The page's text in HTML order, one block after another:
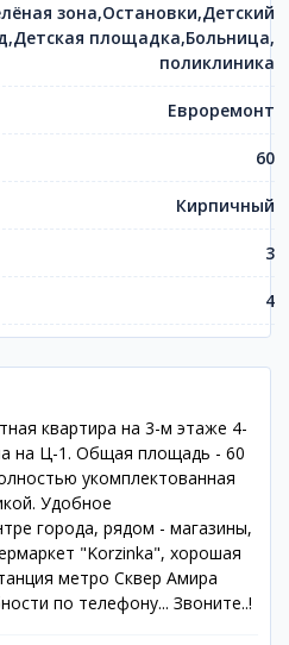
зона,Остановки,Детский
площадка,Больница,
поликлиника
Евроремонт
60
Кирпичный
3
4
квартира на 3-м этаже 4-
на Ц-1. Общая площадь - 60
укомплектованная
Удобное
города, рядом - магазины,
"Korzinka", хорошая
метро Сквер Амира
по телефону... Звоните..!